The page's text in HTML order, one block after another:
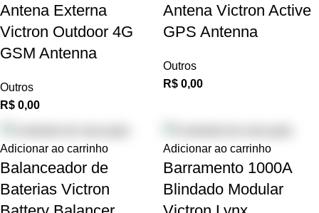
Antena Externa
Victron Outdoor 4G
GSM Antenna
Outros
R$ 0,00
Antena Victron Active
GPS Antenna
Outros
R$ 0,00
Adicionar ao carrinho
Balanceador de
Baterias Victron
Adicionar ao carrinho
Barramento 1000A
Blindado Modular